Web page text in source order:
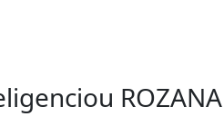
ROZANA